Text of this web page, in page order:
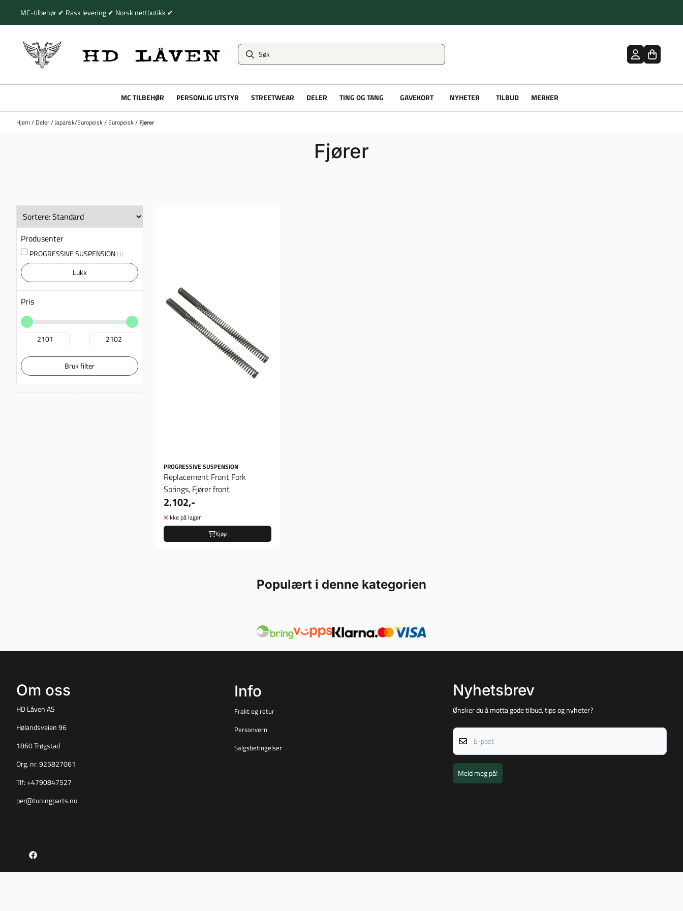
Hopp til innhold
MC-tilbehør ✔ Rask levering ✔ Norsk nettbutikk ✔
MC TILBEHØR PERSONLIG UTSTYR STREETWEAR DELER TING OG TANG GAVEKORT NYHETER TILBUD MERKER
Hjem/ Deler/Japansk/Europeisk/ Europeisk/ Fjører
Fjører
Produsenter
PROGRESSIVE SUSPENSION(1)
Lukk
Pris
Bruk filter
PROGRESSIVE SUSPENSION
Replacement Front Fork
Springs, Fjører front
2.102,-
Ikke på lager
Kjøp
Populært i denne kategorien
Om oss
HD Låven AS
Hølandsveien 96
1860 Trøgstad
Org. nr. 925827061
Tlf: +4790847527
per@tuningparts.no
Info
Frakt og retur
Personvern
Salgsbetingelser
Nyhetsbrev
Ønsker du å motta gode tilbud, tips og nyheter?
E-post
Meld meg på!